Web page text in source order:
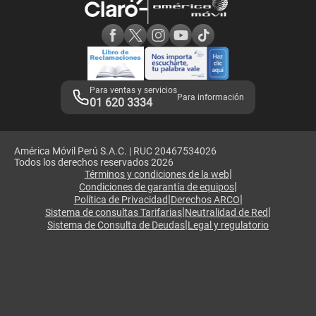
Adquirientes iPhone 6, 6S y SE
Mensaje de Seguridad
Términos y Condiciones de Tienda Claro
Libro de Reclamaciones
Legales de marketplace
Para ventas y servicios
01 620 3334 Para información
América Móvil Perú S.A.C. | RUC 20467534026
Todos los derechos reservados 2026
Términos y condiciones de la web|
Condiciones de garantía de equipos|
Política de Privacidad|Derechos ARCO|
Sistema de consultas Tarifarias|Neutralidad de Red|
Sistema de Consulta de Deudas|Legal y regulatorio